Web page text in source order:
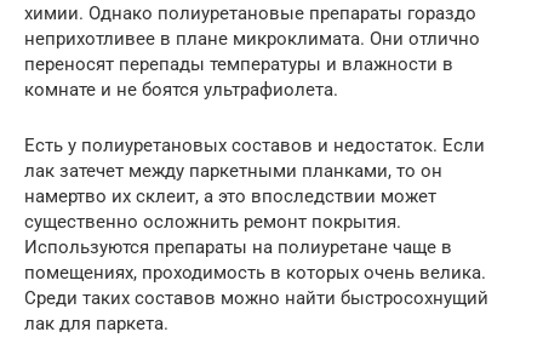
химии. Однако полиуретановые препараты гораздо
неприхотливее в плане микроклимата. Они отлично
переносят перепады температуры и влажности в
комнате и не боятся ультрафиолета.
Есть у полиуретановых составов и недостаток. Если
лак затечет между паркетными планками, то он
намертво их склеит, а это впоследствии может
существенно осложнить ремонт покрытия.
Используются препараты на полиуретане чаще в
помещениях, проходимость в которых очень велика.
Среди таких составов можно найти быстросохнущий
лак для паркета.